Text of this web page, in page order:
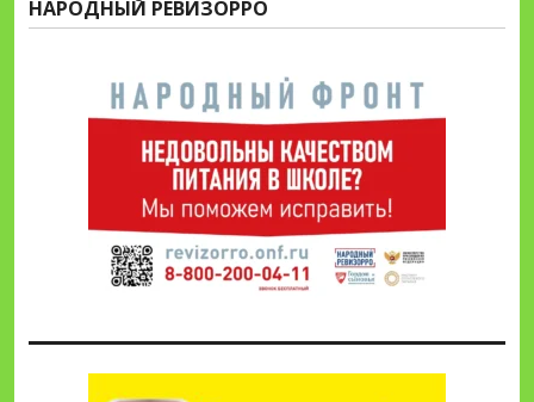
НАРОДНЫЙ РЕВИЗОРРО